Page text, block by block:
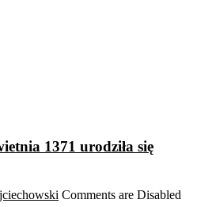
1371 urodziła się
Comments are Disabled